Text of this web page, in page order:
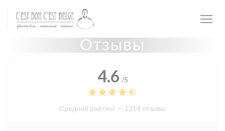
Панель управления cookies
Отзывы
4.6 /5
Средний рейтинг — 1314 отзывы